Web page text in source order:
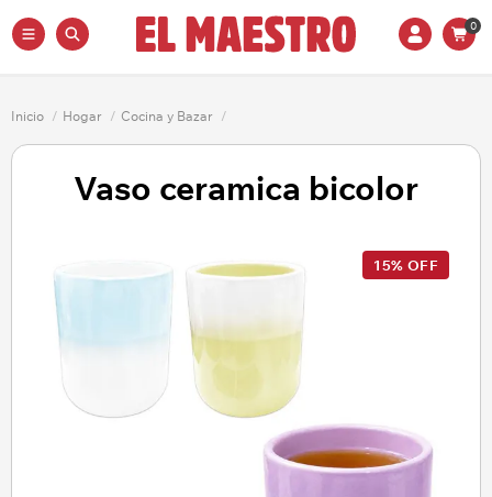
0
Inicio / Hogar / Cocina y Bazar /
Vaso ceramica bicolor
15% OFF